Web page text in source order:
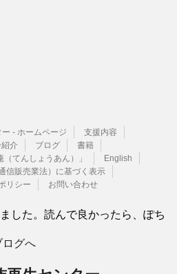
- ホームページ
支援内容
介
ブログ
書籍
てんしょうあん）」
English
信販売業法）に基づく表示
リシー
お問い合わせ
した。読んで良かったら、ぽち